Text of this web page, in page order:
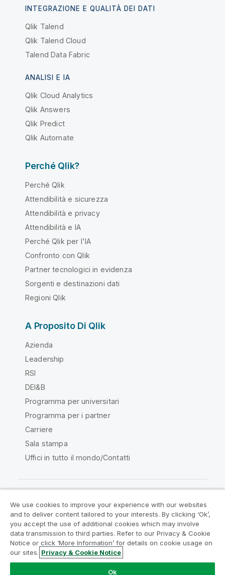
INTEGRAZIONE E QUALITÀ DEI DATI
Qlik Talend
Qlik Talend Cloud
Talend Data Fabric
ANALISI E IA
Qlik Cloud Analytics
Qlik Answers
Qlik Predict
Qlik Automate
Perché Qlik?
Perché Qlik
Attendibilità e sicurezza
Attendibilità e privacy
Attendibilità e IA
Perché Qlik per l'IA
Confronto con Qlik
Partner tecnologici in evidenza
Sorgenti e destinazioni dati
Regioni Qlik
A Proposito Di Qlik
Azienda
Leadership
RSI
DEI&B
Programma per universitari
Programma per i partner
Carriere
Sala stampa
Uffici in tutto il mondo/Contatti
Qlik Community
Contratti
Termini del prodotto
Legal Policies
Note Legali
Termini di utilizzo
Marchi
Do Not Share My Info
We use cookies to improve your experience with our websites
and to deliver content tailored to your interests. By clicking ‘Ok’,
you accept the use of additional cookies which may involve
data transmission to third parties. Refer to our Privacy & Cookie
Notice or click ‘More Information’ for details on cookie usage on
our sites. Privacy & Cookie Notice
Ok